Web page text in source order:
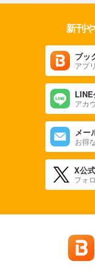
新刊
ブッ
アプ
LINE
アカ
メー
お得
X公
フォ